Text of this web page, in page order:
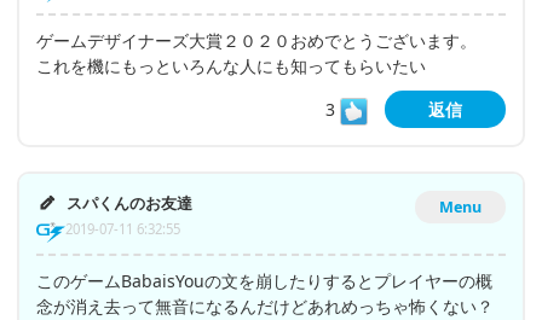
ゲームデザイナーズ大賞２０２０おめでとうございます。
これを機にもっといろんな人にも知ってもらいたい
3
返信
Menu
スパくんのお友達
2019-07-11 6:32:55
このゲームBabaisYouの文を崩したりするとプレイヤーの概
念が消え去って無音になるんだけどあれめっちゃ怖くない？